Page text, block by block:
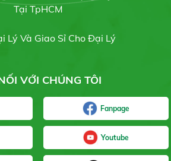
hệ
hệ
Tại TpHCM
Lý Và Giao Sỉ Cho Đại Lý
VỚI CHÚNG TÔI
Fanpage
Youtube